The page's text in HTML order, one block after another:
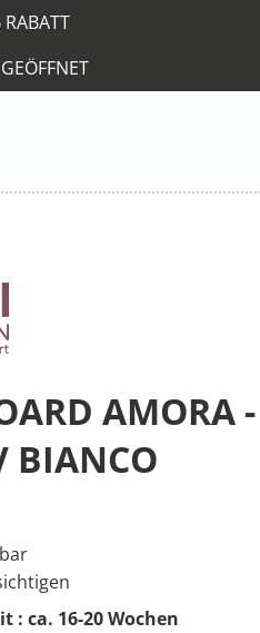
AMORA
BIANCO
: ca. 16-20 Wochen